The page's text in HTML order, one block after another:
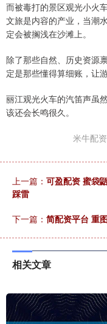
而被毒打的景区观光小火
文旅是内容的产业，当潮
定会被搁浅在沙滩上。
除了那些自然、历史资源
定是那些懂得算细账，让
丽江观光火车的汽笛声虽
该还会长鸣很久。
米牛配
上一篇： 可盈配资 蜜袋
踩雷
下一篇： 简配资平台 重
相关文章